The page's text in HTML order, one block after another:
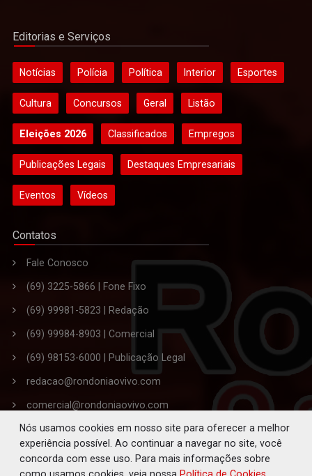
Editorias e Serviços
Notícias Polícia Política Interior Esportes
Cultura Concursos Geral Listão
Eleições 2026 Classificados Empregos
Publicações Legais Destaques Empresariais
Eventos Vídeos
Contatos
Fale Conosco
(69) 3225-5866 | Fone Fixo
(69) 99981-5823 | Redação
(69) 99984-8903 | Comercial
(69) 98153-6000 | Publicação Legal
redacao@rondoniaovivo.com
comercial@rondoniaovivo.com
publicacaolegal@rondoniaovivo.com
Endereço: Rua Joaquim Araújo Lima, nº 3445,
Bairro Embratel. - Porto Velho - RO
Nós usamos cookies em nosso site para oferecer a melhor
experiência possível. Ao continuar a navegar no site, você
concorda com esse uso. Para mais informações sobre